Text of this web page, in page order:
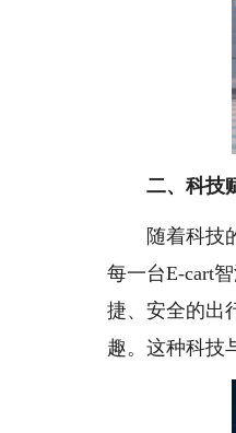
二、科
随着科技的
每一台E-cart
捷、安全的出
趣。这种科技